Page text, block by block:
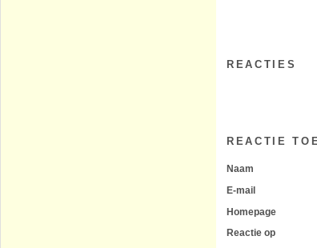
REACTIES
REACTIE
Naam
E-mail
Homepage
Reactie op